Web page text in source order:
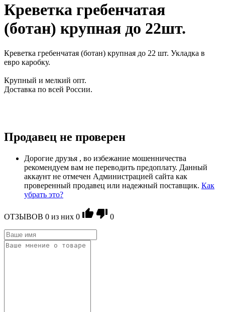
Креветка гребенчатая
(ботан) крупная до 22шт.
Креветка гребенчатая (ботан) крупная до 22 шт. Укладка в
евро каробку.
Крупный и мелкий опт.
Доставка по всей России.
Продавец не проверен
Дорогие друзья , во избежание мошенничества
рекомендуем вам не переводить предоплату. Данный
аккаунт не отмечен Администрацией сайта как
проверенный продавец или надежный поставщик. Как
убрать это?
ОТЗЫВОВ 0 из ниx 0 0